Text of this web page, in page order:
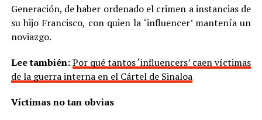
Generación, de haber ordenado el crimen a instancias de
su hijo Francisco, con quien la ‘influencer’ mantenía un
noviazgo.
Lee también:Por qué tantos ‘influencers’ caen víctimas
de la guerra interna en el Cártel de Sinaloa
Víctimas no tan obvias